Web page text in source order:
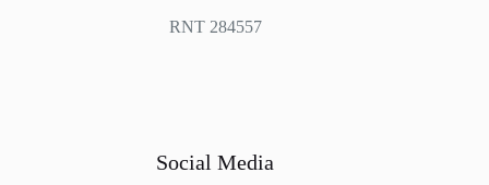
RNT 284557
Social Media